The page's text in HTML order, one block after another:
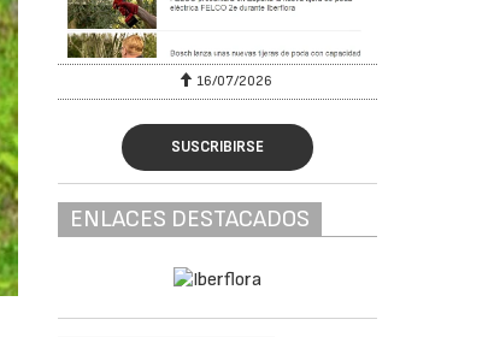
16/07/2026
SUSCRIBIRSE
ENLACES DESTACADOS